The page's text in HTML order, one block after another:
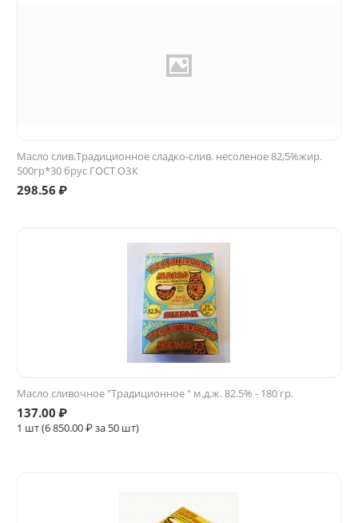
Масло слив.Традиционное сладко-слив. несоленое 82,5%жир.
500гр*30 брус ГОСТ ОЗК
298.56 ₽
Масло сливочное "Традиционное " м.д.ж. 82.5% - 180 гр.
137.00 ₽
1 шт (6 850.00₽ за 50 шт)